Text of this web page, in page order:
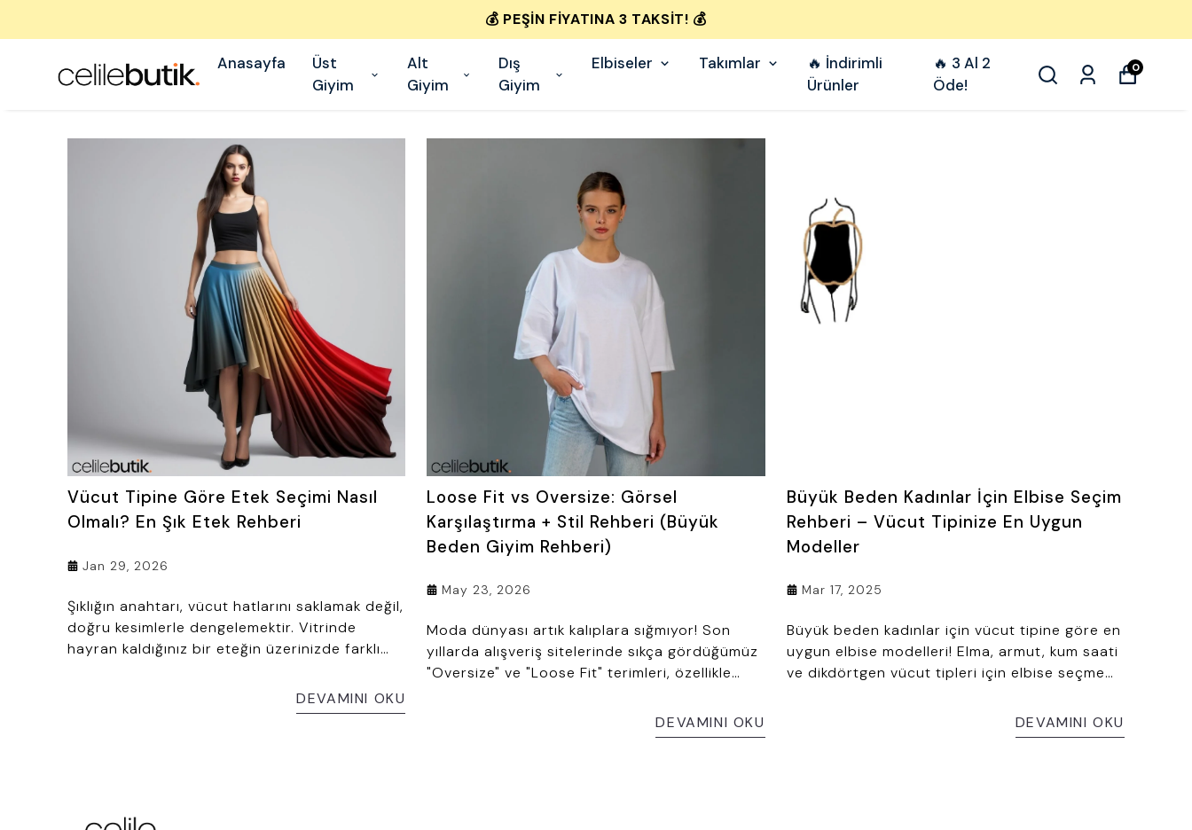
💰 PEŞIN FIYATINA 3 TAKSIT! 💰
Anasayfa
Üst
Giyim
Alt
Giyim
Dış
Giyim
Elbiseler Takımlar
🔥 İndirimli
Ürünler
🔥 3 Al 2
Öde!
0
Vücut Tipine Göre Etek Seçimi Nasıl
Olmalı? En Şık Etek Rehberi
Jan 29, 2026
Şıklığın anahtarı, vücut hatlarını saklamak değil,
doğru kesimlerle dengelemektir. Vitrinde
hayran kaldığınız bir eteğin üzerinizde farklı
vücut tipine uygun olmayan kalıp seçimidir.
Hangi modelin kalçaları dengelediğini,
ideal etek modellerini inceleyerek, kusursuz
DEVAMINI OKU
Loose Fit vs Oversize: Görsel
Karşılaştırma + Stil Rehberi (Büyük
Beden Giyim Rehberi)
May 23, 2026
Moda dünyası artık kalıplara sığmıyor! Son
yıllarda alışveriş sitelerinde sıkça gördüğümüz
"Oversize" ve "Loose Fit" terimleri, özellikle
giyim dünyasında devrim yarattı. Peki, bu
terimler arasındaki ince çizgiyi biliyor
DEVAMINI OKU
Büyük Beden Kadınlar İçin Elbise Seçim
Rehberi – Vücut Tipinize En Uygun
Modeller
Mar 17, 2025
Büyük beden kadınlar için vücut tipine göre en
uygun elbise modelleri! Elma, armut, kum saati
ve dikdörtgen vücut tipleri için elbise seçme
DEVAMINI OKU